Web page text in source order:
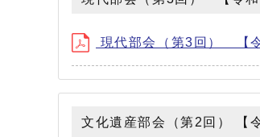
現代部会（第3回） 【
文化遺産部会（第2回） 【